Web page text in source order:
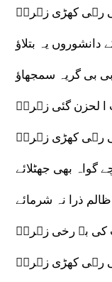
رہی کھڑی زہراؑ
دانشوروں یہ بتلاؤ
بی گریہ سمجھاؤ
ا لحزن گئی زہراؑ
رہی کھڑی زہراؑ
بھی جھٹلائے
ذرا نہ شرمائے
کی بے رخی زہراؑ
رہی کھڑی زہراؑ